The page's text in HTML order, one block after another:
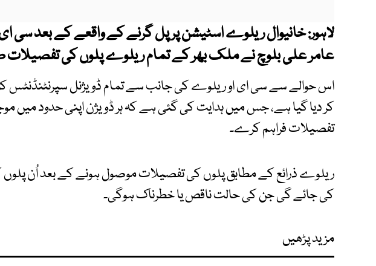
لاہور:خانیوال ریلوے اسٹیشن پر پل گرنے کے واقعے کے بعد سی
عامر علی بلوچ نے ملک بھر کے تمام ریلوے پلوں کی تفصیلات
اس حوالے سے سی ای او ریلوے کی جانب سے تمام ڈویژنل سپرنٹنڈنٹس
کر دیا گیا ہے، جس میں ہدایت کی گئی ہے کہ ہر ڈویژن اپنی حدود میں
تفصیلات فراہم کرے۔
ریلوے ذرائع کے مطابق پلوں کی تفصیلات موصول ہونے کے بعد اُن
کی جائے گی جن کی حالت ناقص یا خطرناک ہوگی۔
مزید پڑھیں